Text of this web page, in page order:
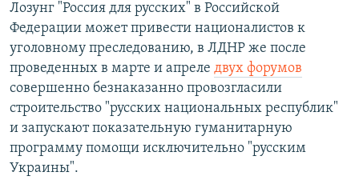
Лозунг "Россия для русских" в Российской
Федерации может привести националистов к
уголовному преследованию, в ЛДНР же после
проведенных в марте и апреле двух форумов
совершенно безнаказанно провозгласили
строительство "русских национальных республик"
и запускают показательную гуманитарную
программу помощи исключительно "русским
Украины".